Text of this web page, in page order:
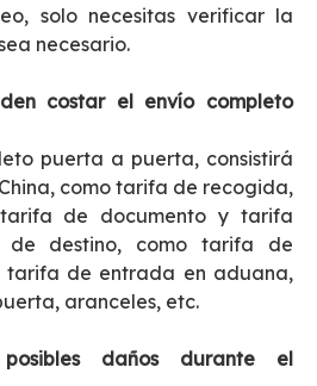
solo necesitas verificar la
necesario.
costar el envío completo
puerta a puerta, consistirá
como tarifa de recogida,
de documento y tarifa
destino, como tarifa de
tarifa de entrada en aduana,
aranceles, etc.
daños durante el